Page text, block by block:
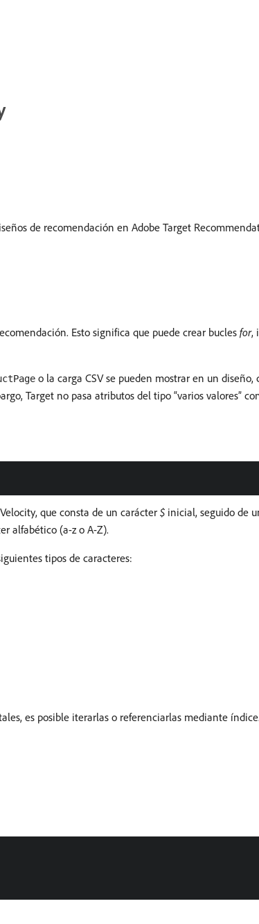
de recomendación en Adobe Target
Esto significa que puede crear bucles for,
o la carga CSV se pueden mostrar en un
Target no pasa atributos del tipo “varios valores”
que consta de un carácter $ inicial, seguido de
alfabético (a-z o A-Z).
tipos de caracteres:
es posible iterarlas o referenciarlas mediante